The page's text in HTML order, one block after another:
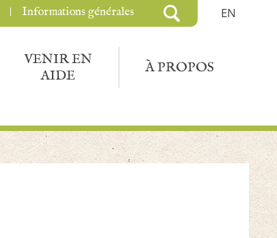
EN
VENIR EN
AIDE
À PROPOS
Informations générales